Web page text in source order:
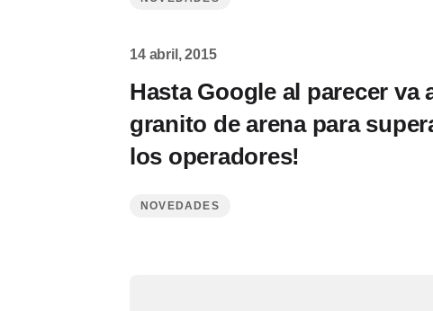
14 abril, 2015
Hasta Google al parecer va
granito de arena para
los operadores!
NOVEDADES